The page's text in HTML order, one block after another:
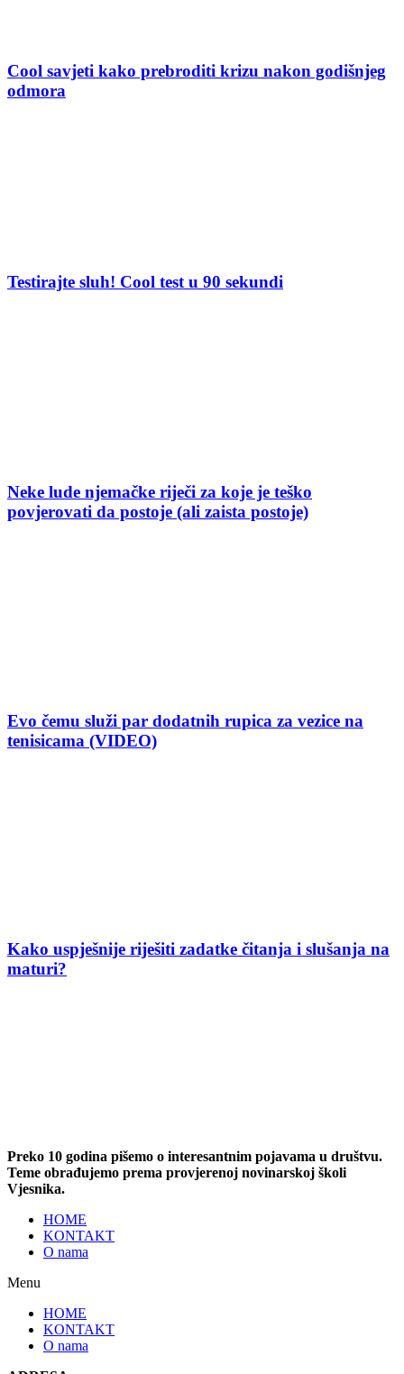
Cool savjeti kako prebroditi krizu nakon godišnjeg
odmora
Testirajte sluh! Cool test u 90 sekundi
Neke lude njemačke riječi za koje je teško
povjerovati da postoje (ali zaista postoje)
Evo čemu služi par dodatnih rupica za vezice na
tenisicama (VIDEO)
Kako uspješnije riješiti zadatke čitanja i slušanja na
maturi?
Preko 10 godina pišemo o interesantnim pojavama u društvu.
Teme obrađujemo prema provjerenoj novinarskoj školi
Vjesnika.
HOME
KONTAKT
O nama
Menu
HOME
KONTAKT
O nama